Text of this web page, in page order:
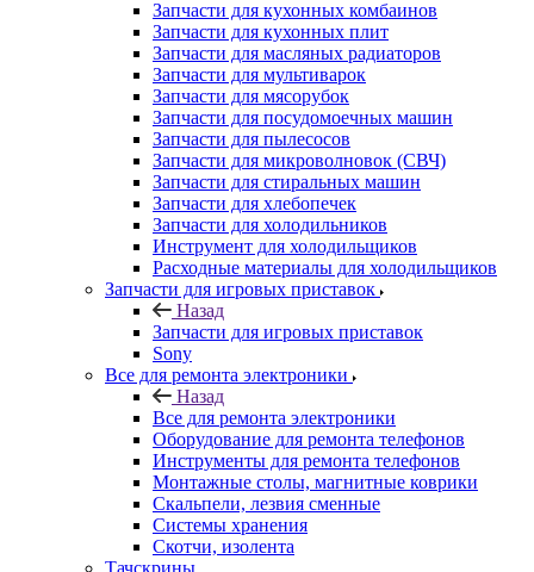
Запчасти для кухонных комбаинов
Запчасти для кухонных плит
Запчасти для масляных радиаторов
Запчасти для мультиварок
Запчасти для мясорубок
Запчасти для посудомоечных машин
Запчасти для пылесосов
Запчасти для микроволновок (СВЧ)
Запчасти для стиральных машин
Запчасти для хлебопечек
Запчасти для холодильников
Инструмент для холодильщиков
Расходные материалы для холодильщиков
Запчасти для игровых приставок
Назад
Запчасти для игровых приставок
Sony
Все для ремонта электроники
Назад
Все для ремонта электроники
Оборудование для ремонта телефонов
Инструменты для ремонта телефонов
Монтажные столы, магнитные коврики
Скальпели, лезвия сменные
Системы хранения
Скотчи, изолента
Тачскрины